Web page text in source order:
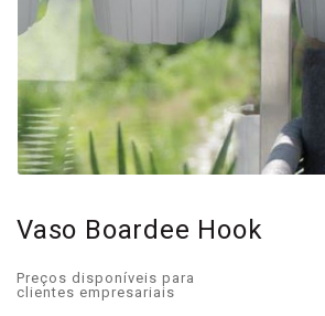
Vaso Boardee Hook
Preços disponíveis para
clientes empresariais